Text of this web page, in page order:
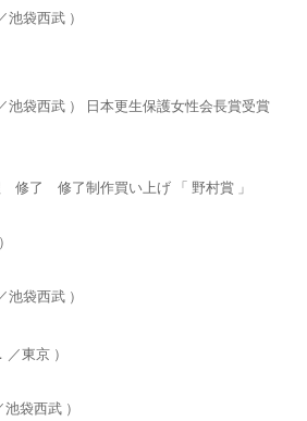
袋西武 ）
池袋西武 ） 日本更生保護女性会長賞受賞
修了 修了制作買い上げ 「 野村賞 」
袋西武 ）
東京 ）
袋西武 ）